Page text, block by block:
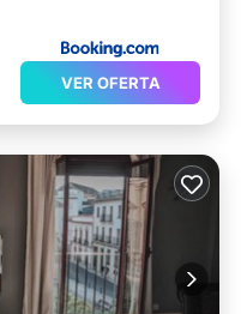
VER OFERTA